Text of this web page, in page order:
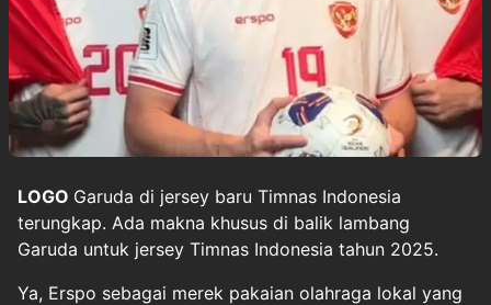
LOGO Garuda di jersey baru Timnas Indonesia
terungkap. Ada makna khusus di balik lambang
Garuda untuk jersey Timnas Indonesia tahun 2025.
Ya, Erspo sebagai merek pakaian olahraga lokal yang